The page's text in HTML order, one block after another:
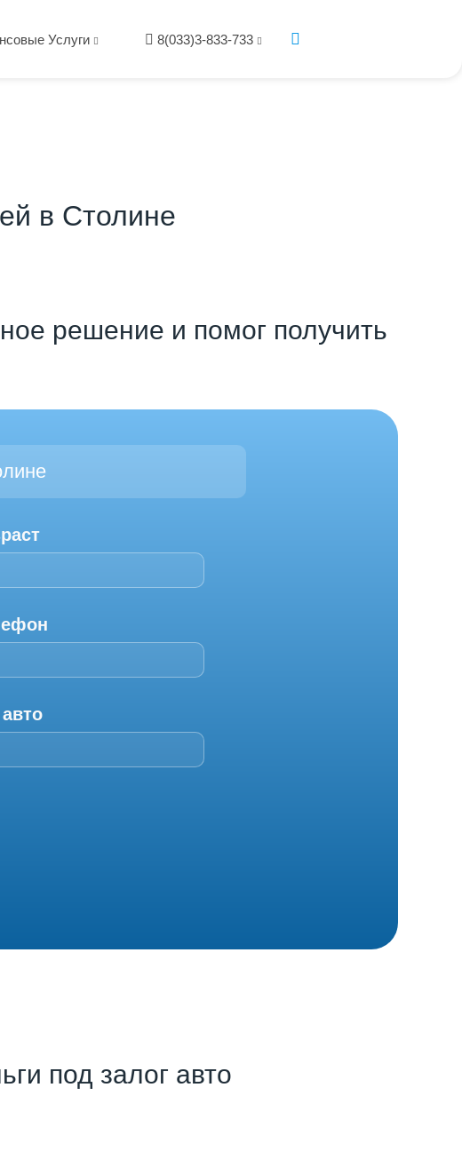
Услуги 8(033)3-833-733
в Столине
решение и помог получить
под залог авто